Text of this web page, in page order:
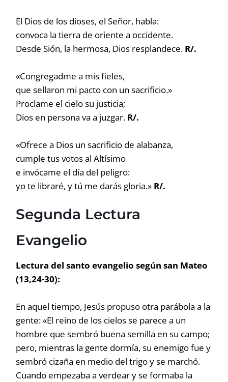
El Dios de los dioses, el Señor, habla:
convoca la tierra de oriente a occidente.
Desde Sión, la hermosa, Dios resplandece. R/.
«Congregadme a mis fieles,
que sellaron mi pacto con un sacrificio.»
Proclame el cielo su justicia;
Dios en persona va a juzgar. R/.
«Ofrece a Dios un sacrificio de alabanza,
cumple tus votos al Altísimo
e invócame el día del peligro:
yo te libraré, y tú me darás gloria.» R/.
Segunda Lectura
Evangelio
Lectura del santo evangelio según san Mateo
(13,24-30):
En aquel tiempo, Jesús propuso otra parábola a la
gente: «El reino de los cielos se parece a un
hombre que sembró buena semilla en su campo;
pero, mientras la gente dormía, su enemigo fue y
sembró cizaña en medio del trigo y se marchó.
Cuando empezaba a verdear y se formaba la